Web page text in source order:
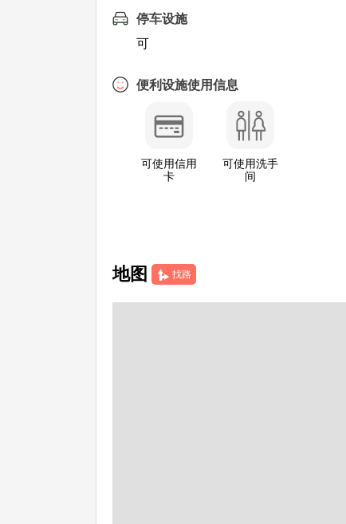
停车设施
可
便利设施使用信息
可使用信用
卡
可使用洗手
间
地图 找路